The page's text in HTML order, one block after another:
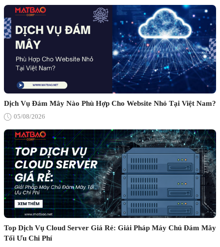
Dịch Vụ Đám Mây Nào Phù Hợp Cho Website Nhỏ Tại Việt Nam?
05/08/2026
Top Dịch Vụ Cloud Server Giá Rẻ: Giải Pháp Máy Chủ Đám Mây
Tối Ưu Chi Phí